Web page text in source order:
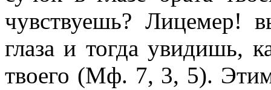
чувствуешь? Лицемер!
глаза и тогда увидишь,
твоего (Мф. 7, 3, 5).